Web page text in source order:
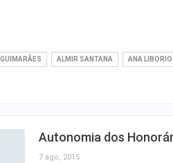
ALMIR SANTANA ANA LIBORIO
Autonomia dos
7 ago, 2015